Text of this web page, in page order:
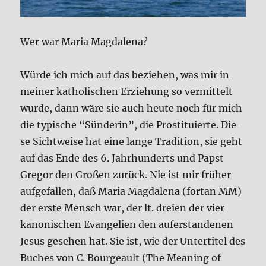
Wer war Maria Mag­da­le­na?
Wür­de ich mich auf das bezie­hen, was mir in
mei­ner katho­li­schen Erzieh­ung so ver­mit­telt
wur­de, dann wäre sie auch heu­te noch für mich
die typi­sche “Sün­de­rin”, die Prostituier­te. Die­
se Sicht­wei­se hat eine lan­ge Tra­di­ti­on, sie geht
auf das Ende des 6. Jahr­hun­derts und Papst
Gre­gor den Gro­ßen zurück. Nie ist mir frü­her
auf­ge­fal­len, daß Maria Mag­da­le­na (fort­an MM)
der erste Mensch war, der lt. drei­en der vier
kano­ni­schen Evan­ge­li­en den auf­er­stan­de­nen
Je­sus gese­hen hat. Sie ist, wie der Unter­ti­tel des
Bu­ches von C. Bour­ge­ault (The Mea­ning of